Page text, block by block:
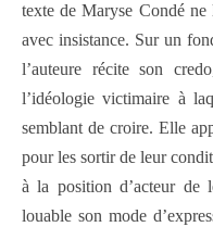
texte de Maryse Condé
avec insistance. Sur un
l’auteure récite son
l’idéologie victimaire à
semblant de croire. Elle
pour les sortir de leur
à la position d’acteur de
louable son mode